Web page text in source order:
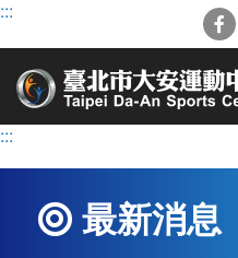
跳
容
:::
:::
最新消息